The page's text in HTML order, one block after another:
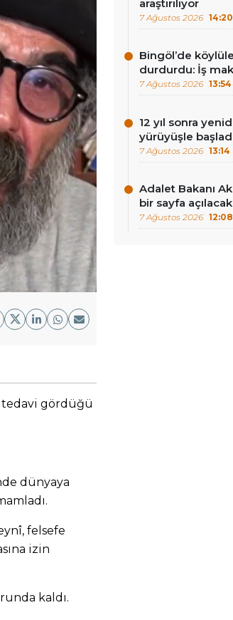
tedavi gördüğü
dünyaya
felsefe
izin
kaldı.
araştırılıyor
7 Ağustos 2026 14:20
Bingöl’de
durdurdu: İş
7 Ağustos 2026 13:54
12 yıl sonra
yürüyüşle
7 Ağustos 2026 13:14
Adalet Bakanı
bir sayfa
7 Ağustos 2026 12:08